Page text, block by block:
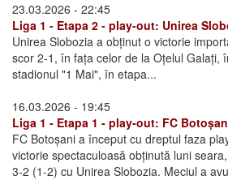
23.03.2026 - 22:45
Liga 1 - Etapa 2 - play-out: Unirea
Unirea Slobozia a obținut o victorie
scor 2-1, în fața celor de la Oțelul Galați,
stadionul "1 Mai", în etapa...
16.03.2026 - 19:45
Liga 1 - Etapa 1 - play-out: FC
FC Botoșani a început cu dreptul faza
victorie spectaculoasă obținută luni
3-2 (1-2) cu Unirea Slobozia. Meciul a